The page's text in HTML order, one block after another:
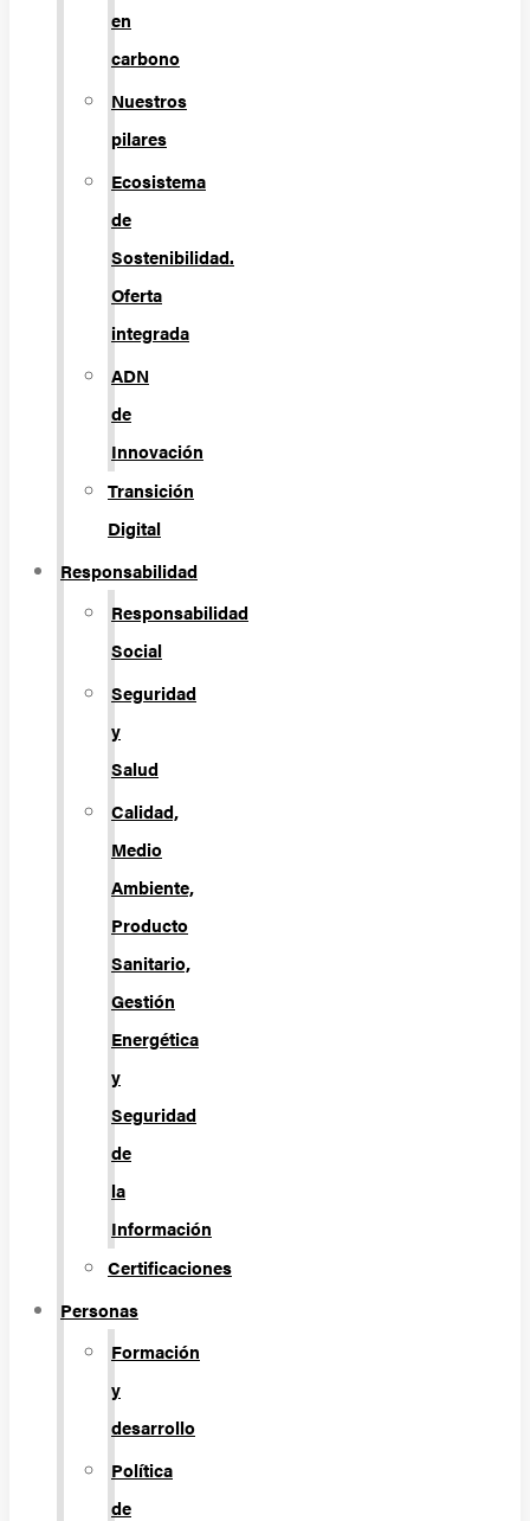
en
carbono
Nuestros
pilares
Ecosistema
de
Sostenibilidad.
Oferta
integrada
ADN
de
Innovación
Transición
Digital
Responsabilidad
Responsabilidad
Social
Seguridad
y
Salud
Calidad,
Medio
Ambiente,
Producto
Sanitario,
Gestión
Energética
y
Seguridad
de
la
Información
Certificaciones
Personas
Formación
y
desarrollo
Política
de